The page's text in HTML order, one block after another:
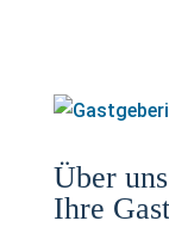
Über
Ihre